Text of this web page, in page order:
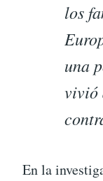
los
una
vivió
En la